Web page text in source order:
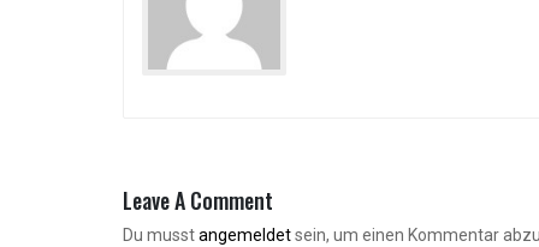
Leave A Comment
Du musstangemeldetsein, um einen Kommentar